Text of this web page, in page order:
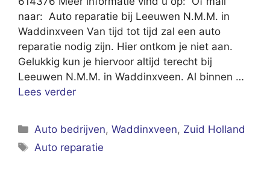
naar: Auto reparatie bij Leeuwen N.M.M. in
Waddinxveen Van tijd tot tijd zal een auto
reparatie nodig zijn. Hier ontkom je niet aan.
Gelukkig kun je hiervoor altijd terecht bij
Leeuwen N.M.M. in Waddinxveen. Al binnen …
Lees verder
Categorieën
Auto bedrijven,Waddinxveen, Zuid Holland
Tags
Auto reparatie